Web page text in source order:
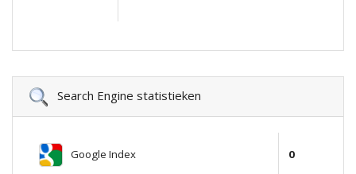
Search Engine statistieken
Google Index 0